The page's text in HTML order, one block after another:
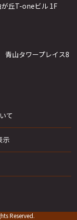
丘T-oneビル 1F
青山タワープレイス8
て
示
Reserved.